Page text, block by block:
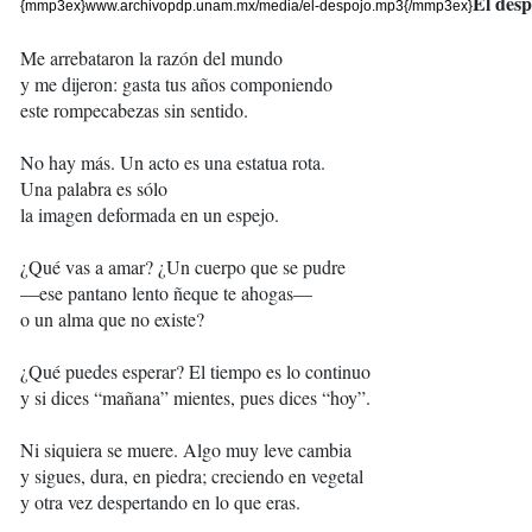
{mmp3ex}www.archivopdp.unam.mx/media/el-despojo.mp3{/mmp3ex}
Me arrebataron la razón del mundo
y me dijeron: gasta tus años componiendo
este rompecabezas sin sentido.
No hay más. Un acto es una estatua rota.
Una palabra es sólo
la imagen deformada en un espejo.
¿Qué vas a amar? ¿Un cuerpo que se pudre
—ese pantano lento ñeque te ahogas—
o un alma que no existe?
¿Qué puedes esperar? El tiempo es lo continuo
y si dices “mañana” mientes, pues dices “hoy”.
Ni siquiera se muere. Algo muy leve cambia
y sigues, dura, en piedra; creciendo en vegetal
y otra vez despertando en lo que eras.